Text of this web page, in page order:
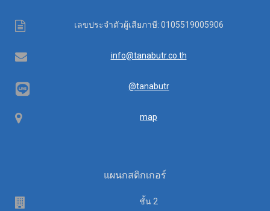
Tax
เลขประจำตัวผู้เสียภาษี: 0105519005906
Email info@tanabutr.co.th
@tanabutr
Map map
แผนกสติกเกอร์
ชั้น 2